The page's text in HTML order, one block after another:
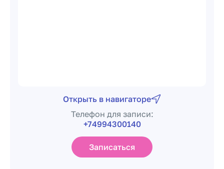
Открыть в навигаторе
Телефон для записи:
+74994300140
Записаться